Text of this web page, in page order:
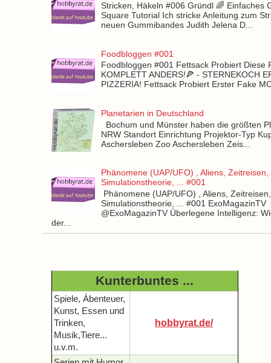
Stricken, Häkeln #006 Gründl 🌈 Einfaches
Square Tutorial Ich stricke Anleitung zum
neuen Gummibandes Judith Jelena D...
Foodbloggen #001
Foodbloggen #001 Fettsack Probiert Diese
KOMPLETT ANDERS!🍕 - STERNEKOCH
PIZZERIA! Fettsack Probiert Erster Fake
Planetarien in Deutschland
Bochum und Münster haben die größten
NRW Standort Einrichtung Projektor-Typ
Aschersleben Zoo Aschersleben Zeis...
Phänomene (UAP/UFO) , Aliens, Zeitreisen,
Simulationstheorie, ... #001
Phänomene (UAP/UFO) , Aliens, Zeitreisen,
Simulationstheorie, ... #001 ExoMagazinTV
@ExoMagazinTV Überlegene Intelligenz:
der...
Kunterbuntes ...
Spiele, Ábenteuer,
Kunst, Essen und
Trinken,
Musik,Tiere...
u.v.m.
hobbyrat.de/